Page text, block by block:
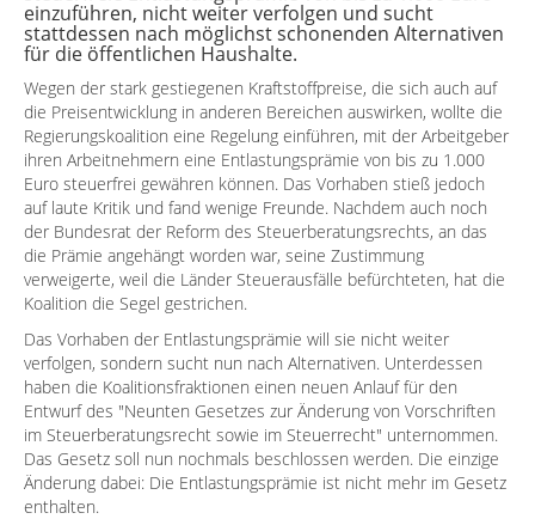
einzuführen, nicht weiter verfolgen und sucht
stattdessen nach möglichst schonenden Alternativen
für die öffentlichen Haushalte.
Wegen der stark gestiegenen Kraftstoffpreise, die sich auch auf
die Preisentwicklung in anderen Bereichen auswirken, wollte die
Regierungskoalition eine Regelung einführen, mit der Arbeitgeber
ihren Arbeitnehmern eine Entlastungsprämie von bis zu 1.000
Euro steuerfrei gewähren können. Das Vorhaben stieß jedoch
auf laute Kritik und fand wenige Freunde. Nachdem auch noch
der Bundesrat der Reform des Steuerberatungsrechts, an das
die Prämie angehängt worden war, seine Zustimmung
verweigerte, weil die Länder Steuerausfälle befürchteten, hat die
Koalition die Segel gestrichen.
Das Vorhaben der Entlastungsprämie will sie nicht weiter
verfolgen, sondern sucht nun nach Alternativen. Unterdessen
haben die Koalitionsfraktionen einen neuen Anlauf für den
Entwurf des "Neunten Gesetzes zur Änderung von Vorschriften
im Steuerberatungsrecht sowie im Steuerrecht" unternommen.
Das Gesetz soll nun nochmals beschlossen werden. Die einzige
Änderung dabei: Die Entlastungsprämie ist nicht mehr im Gesetz
enthalten.